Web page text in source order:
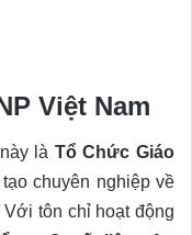
Việt Nam
là Tổ Chức Giáo
chuyên nghiệp về
tôn chỉ hoạt động